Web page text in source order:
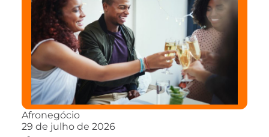
Afronegócio
29 de julho de 2026